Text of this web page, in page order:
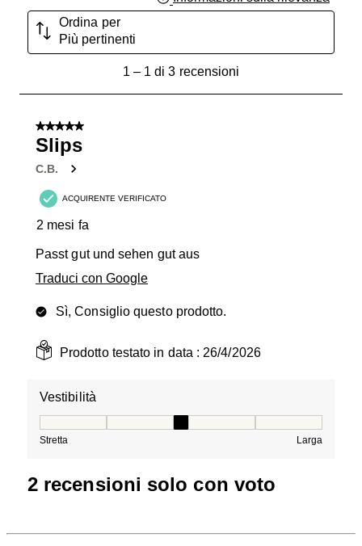
Ordina per
Più pertinenti
recensioni.
1– 1 di 3 recensioni
5 su 5 stelle.
Slips
C.B.
ACQUIRENTE VERIFICATO
2 mesi fa
Passt gut und sehen gut aus
Traduci con Google
Sì, Consiglio questo prodotto.
Prodotto testato in data :26/4/2026
Vestibilità
Stretta Larga
2 recensioni solo con voto